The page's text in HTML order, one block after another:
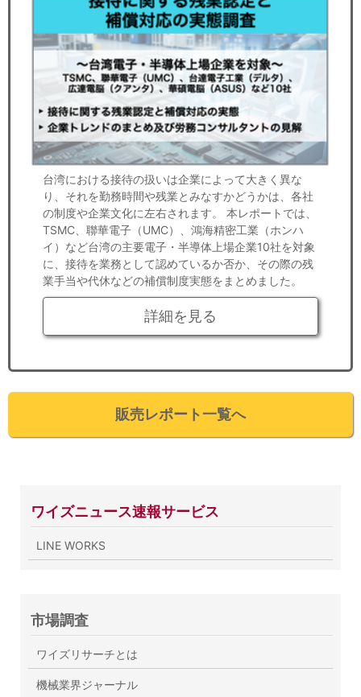
台湾における接待の扱いは企業によって大きく異な
り、それを勤務時間や残業とみなすかどうかは、各社
の制度や企業文化に左右されます。 本レポートでは、
TSMC、聯華電子（UMC）、鴻海精密工業（ホンハ
イ）など台湾の主要電子・半導体上場企業10社を対象
に、接待を業務として認めているか否か、その際の残
業手当や代休などの補償制度実態をまとめました。
詳細を見る
販売レポート一覧へ
ワイズニュース速報サービス
LINE WORKS
市場調査
ワイズリサーチとは
機械業界ジャーナル